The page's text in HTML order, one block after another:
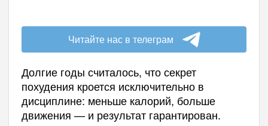
Читайте нас в телеграм
Долгие годы считалось, что секрет
похудения кроется исключительно в
дисциплине: меньше калорий, больше
движения — и результат гарантирован.